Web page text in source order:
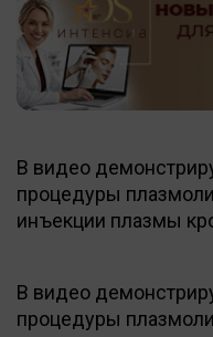
В видео
процедуры
инъекции плазмы
В видео
процедуры